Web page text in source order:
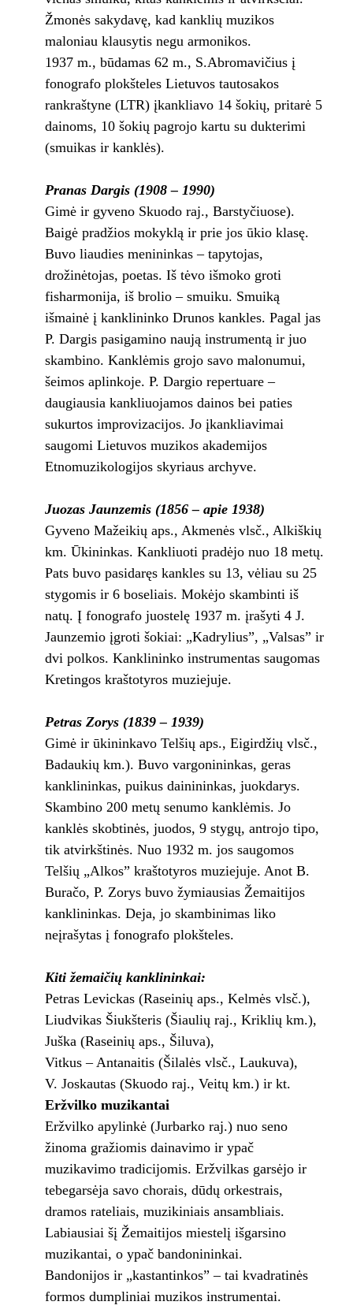
Žmonės sakydavę, kad kanklių muzikos
maloniau klausytis negu armonikos.
1937 m., būdamas 62 m., S.Abromavičius į
fonografo plokšteles Lietuvos tautosakos
rankraštyne (LTR) įkankliavo 14 šokių, pritarė 5
dainoms, 10 šokių pagrojo kartu su dukterimi
(smuikas ir kanklės).
Pranas Dargis (1908 – 1990)
Gimė ir gyveno Skuodo raj., Barstyčiuose).
Baigė pradžios mokyklą ir prie jos ūkio klasę.
Buvo liaudies menininkas – tapytojas,
drožinėtojas, poetas. Iš tėvo išmoko groti
fisharmonija, iš brolio – smuiku. Smuiką
išmainė į kanklininko Drunos kankles. Pagal jas
P. Dargis pasigamino naują instrumentą ir juo
skambino. Kanklėmis grojo savo malonumui,
šeimos aplinkoje. P. Dargio repertuare –
daugiausia kankliuojamos dainos bei paties
sukurtos improvizacijos. Jo įkankliavimai
saugomi Lietuvos muzikos akademijos
Etnomuzikologijos skyriaus archyve.
Juozas Jaunzemis (1856 – apie 1938)
Gyveno Mažeikių aps., Akmenės vlsč., Alkiškių
km. Ūkininkas. Kankliuoti pradėjo nuo 18 metų.
Pats buvo pasidaręs kankles su 13, vėliau su 25
stygomis ir 6 boseliais. Mokėjo skambinti iš
natų. Į fonografo juostelę 1937 m. įrašyti 4 J.
Jaunzemio įgroti šokiai: „Kadrylius”, „Valsas” ir
dvi polkos. Kanklininko instrumentas saugomas
Kretingos kraštotyros muziejuje.
Petras Zorys (1839 – 1939)
Gimė ir ūkininkavo Telšių aps., Eigirdžių vlsč.,
Badaukių km.). Buvo vargonininkas, geras
kanklininkas, puikus dainininkas, juokdarys.
Skambino 200 metų senumo kanklėmis. Jo
kanklės skobtinės, juodos, 9 stygų, antrojo tipo,
tik atvirkštinės. Nuo 1932 m. jos saugomos
Telšių „Alkos” kraštotyros muziejuje. Anot B.
Buračo, P. Zorys buvo žymiausias Žemaitijos
kanklininkas. Deja, jo skambinimas liko
neįrašytas į fonografo plokšteles.
Kiti žemaičių kanklininkai:
Petras Levickas (Raseinių aps., Kelmės vlsč.),
Liudvikas Šiukšteris (Šiaulių raj., Kriklių km.),
Juška (Raseinių aps., Šiluva),
Vitkus – Antanaitis (Šilalės vlsč., Laukuva),
V. Joskautas (Skuodo raj., Veitų km.) ir kt.
Eržvilko muzikantai
Eržvilko apylinkė (Jurbarko raj.) nuo seno
žinoma gražiomis dainavimo ir ypač
muzikavimo tradicijomis. Eržvilkas garsėjo ir
tebegarsėja savo chorais, dūdų orkestrais,
dramos rateliais, muzikiniais ansambliais.
Labiausiai šį Žemaitijos miestelį išgarsino
muzikantai, o ypač bandonininkai.
Bandonijos ir „kastantinkos” – tai kvadratinės
formos dumpliniai muzikos instrumentai.